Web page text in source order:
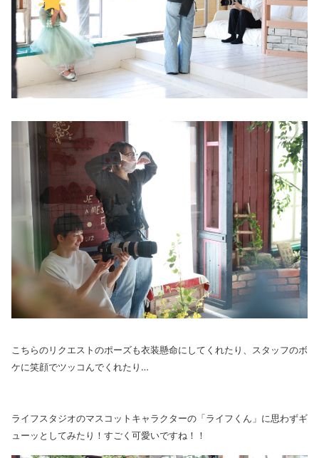
こちらのリクエストのポーズも衣装懸命にしてくれたり、スタッフのボ
ケに笑顔でツッコんでくれたり…
ライフスタジオのマスコットキャラクターの「ライフくん」に思わずギ
ューッとしてみたり！すごく可愛いですね！！